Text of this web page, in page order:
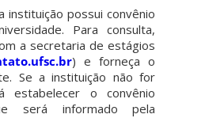
instituição possui convênio
Para consulta,
a secretaria de estágios
) e forneça o
Se a instituição não for
estabelecer o convênio
será informado pela